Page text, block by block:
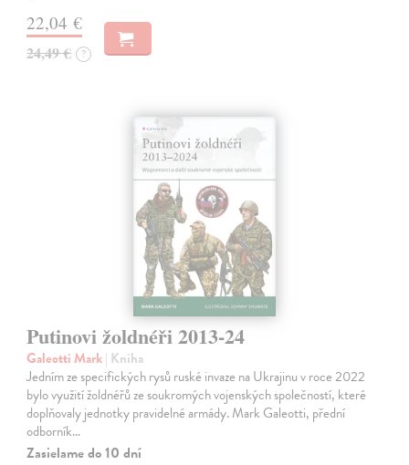
22,04 €
24,49 € ?
Putinovi žoldnéři 2013-24
Galeotti Mark| Kniha
Jedním ze specifických rysů ruské invaze na Ukrajinu v roce 2022
bylo využití žoldnéřů ze soukromých vojenských společností, které
doplňovaly jednotky pravidelné armády. Mark Galeotti, přední
odborník…
Zasielame do 10 dní